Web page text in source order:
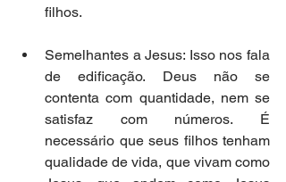
filhos.
Semelhantes a Jesus: Isso nos fala
de edificação. Deus não se
contenta com quantidade, nem se
satisfaz com números. É
necessário que seus filhos tenham
qualidade de vida, que vivam como